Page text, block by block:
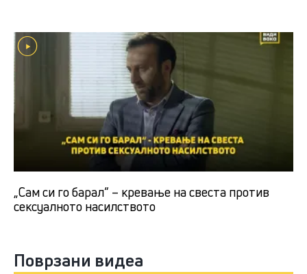
„Сам си го барал“ – кревање на свеста против
сексуалното насилството
Поврзани видеа